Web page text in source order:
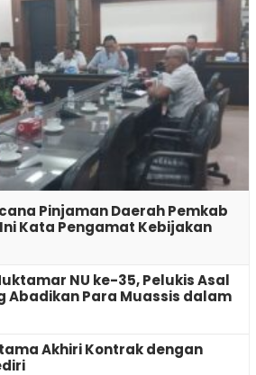
Pinjaman Daerah Pemkab
Kata Pengamat Kebijakan
NU ke-35, Pelukis Asal
Abadikan Para Muassis dalam
Akhiri Kontrak dengan